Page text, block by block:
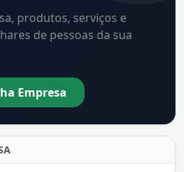
produtos, serviços e
de pessoas da sua
Empresa